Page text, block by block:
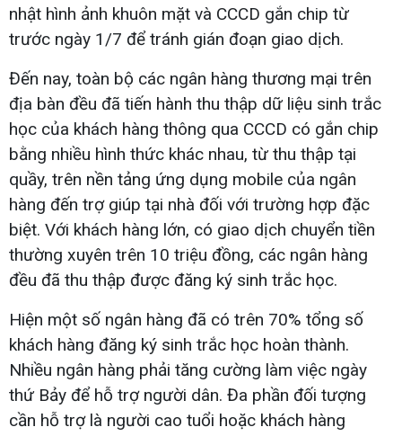
nhật hình ảnh khuôn mặt và CCCD gắn chip từ
trước ngày 1/7 để tránh gián đoạn giao dịch.
Đến nay, toàn bộ các ngân hàng thương mại trên
địa bàn đều đã tiến hành thu thập dữ liệu sinh trắc
học của khách hàng thông qua CCCD có gắn chip
bằng nhiều hình thức khác nhau, từ thu thập tại
quầy, trên nền tảng ứng dụng mobile của ngân
hàng đến trợ giúp tại nhà đối với trường hợp đặc
biệt. Với khách hàng lớn, có giao dịch chuyển tiền
thường xuyên trên 10 triệu đồng, các ngân hàng
đều đã thu thập được đăng ký sinh trắc học.
Hiện một số ngân hàng đã có trên 70% tổng số
khách hàng đăng ký sinh trắc học hoàn thành.
Nhiều ngân hàng phải tăng cường làm việc ngày
thứ Bảy để hỗ trợ người dân. Đa phần đối tượng
cần hỗ trợ là người cao tuổi hoặc khách hàng